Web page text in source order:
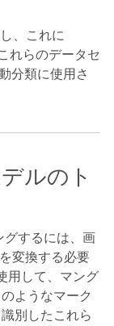
、これに
れらのデータセ
分類に使用さ
ルのト
グするには、画
変換する必要
用して、マング
ようなマーク
別したこれら